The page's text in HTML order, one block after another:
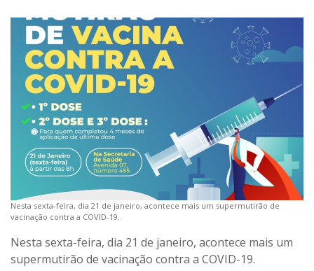
Nesta sexta-feira, dia 21 de janeiro, acontece mais um supermutirão de
vacinação contra a COVID-19.
Nesta sexta-feira, dia 21 de janeiro, acontece mais um
supermutirão de vacinação contra a COVID-19.